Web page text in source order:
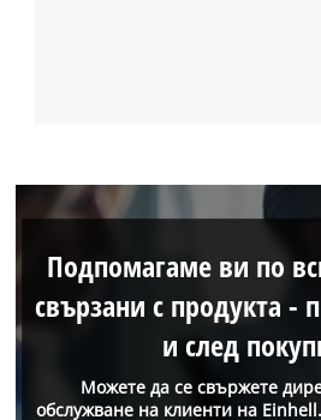
Можете да се свържете
обслужване на клиенти на
Подпомагаме ви по
свързани с продукта -
и след